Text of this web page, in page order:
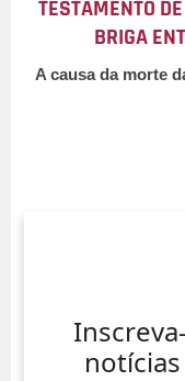
TESTAMENTO
BRIGA
A causa da morte